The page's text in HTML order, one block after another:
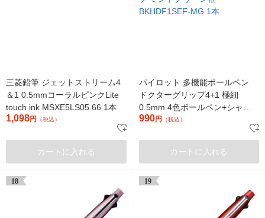
三菱鉛筆 ジェットストリーム4
＆1 0.5mmコーラルピンクLite
touch ink MSXE5LS05.66 1本
1,098円 （税込）
カートに入れる
パイロット 多機能ボールペン
ドクターグリップ4+1 極細
0.5mm 4色ボールペン+シャー
プ ミントグリーン軸
990円 （税込）
カートに入れる
18 19